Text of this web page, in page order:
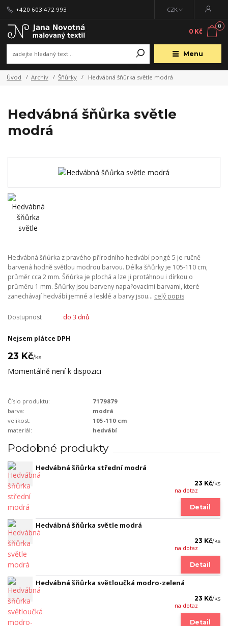
Menu
CZK
+420 603 472 993
0
0 Kč
Úvod Archiv Šňůrky Hedvábná šňůrka světle modrá
Hedvábná šňůrka světle
modrá
Hedvábná šňůrka z pravého přírodního hedvábí pongé 5 je ručně
barvená hodně světlou modrou barvou. Délka šňůrky je 105-110 cm,
průměr cca 2 mm. Šňůrka je plochá a lze ji protáhnou i dírkou o
průměru 1 mm. Šňůrky jsou barveny napařovacími barvami, které
zanechávají hedvábí jemné a lesklé a barvy jsou... celý popis
Dostupnost do 3 dnů
Nejsem plátce DPH
23 Kč/ks
Momentálně není k dispozici
Číslo produktu:
7179879
barva:
modrá
velikost:
105-110 cm
materiál:
hedvábí
Podobné produkty
Hedvábná šňůrka střední modrá
23 Kč/ks
na dotaz
Detail
Hedvábná šňůrka světle modrá
23 Kč/ks
na dotaz
Detail
Hedvábná šňůrka světloučká modro-zelená
23 Kč/ks
na dotaz
Detail